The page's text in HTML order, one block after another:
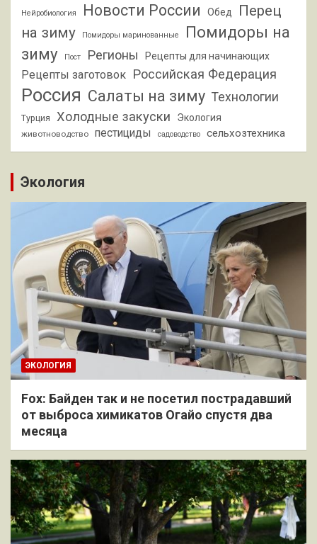
Нейробиология Новости России Обед
Перец
на зиму
Помидоры маринованные
Помидоры на
зиму
Пост Регионы Рецепты для начинающих
Рецепты заготовок Российская Федерация
Россия Салаты на зиму Технологии
Турция Холодные закуски Экология
животноводство пестициды садоводство сельхозтехника
Экология
ЭКОЛОГИЯ
Fox: Байден так и не посетил пострадавший
от выброса химикатов Огайо спустя два
месяца